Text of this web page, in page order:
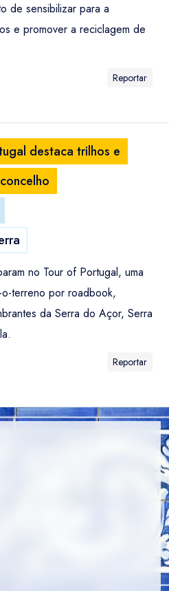
de sensibilizar para a
e promover a reciclagem de
Reportar
destaca trilhos e
no Tour of Portugal, uma
terreno por roadbook,
da Serra do Açor, Serra
Reportar